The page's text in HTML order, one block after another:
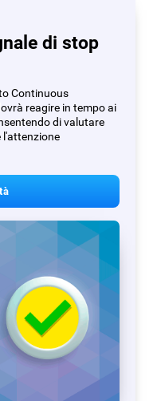
di stop
Continuous
reagire in tempo ai
di valutare
l'attenzione